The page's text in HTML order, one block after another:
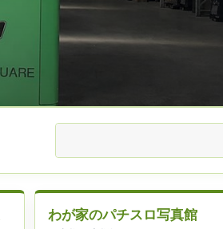
わが家のパチスロ写真館